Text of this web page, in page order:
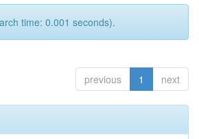
time: 0.001 seconds).
previous 1 next